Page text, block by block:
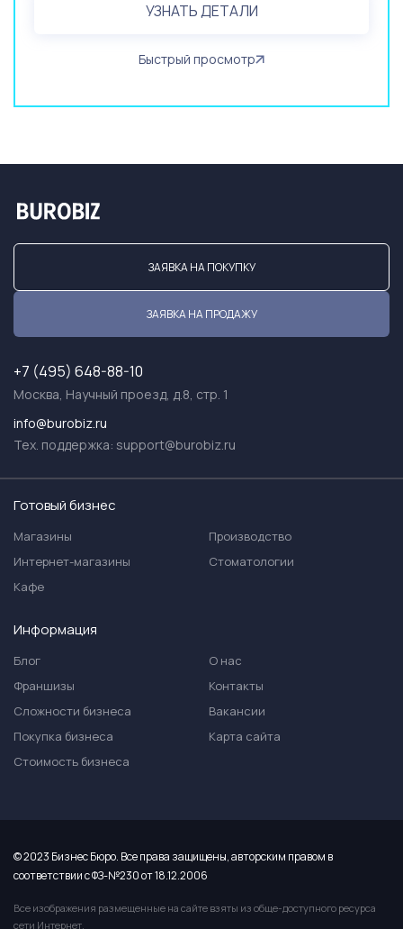
УЗНАТЬ ДЕТАЛИ
Быстрый просмотр
ЗАЯВКА НА ПОКУПКУ
ЗАЯВКА НА ПРОДАЖУ
+7 (495) 648-88-10
Москва, Научный проезд, д.8, стр. 1
info@burobiz.ru
Тех. поддержка: support@burobiz.ru
Готовый бизнес
Магазины
Интернет-магазины
Кафе
Производство
Стоматологии
Информация
Блог
Франшизы
Сложности бизнеса
Покупка бизнеса
Стоимость бизнеса
О нас
Контакты
Вакансии
Карта сайта
© 2023 Бизнес Бюро. Все права защищены, авторским правом в
соответствии с ФЗ-№230 от 18.12.2006
Все изображения размещенные на сайте взяты из обще-доступного ресурса
сети Интернет.